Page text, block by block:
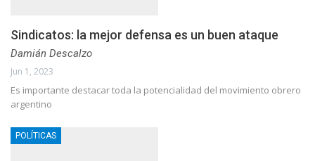
Sindicatos: la mejor defensa es un buen ataque
Damián Descalzo
Jun 1, 2023
Es importante destacar toda la potencialidad del movimiento obrero
argentino
POLÍTICAS